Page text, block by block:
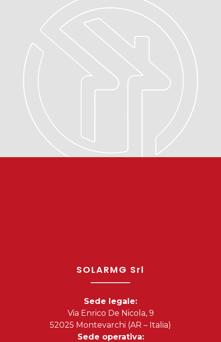
SOLARMG Srl
Sede legale:
Via Enrico De Nicola, 9
52025 Montevarchi (AR – Italia)
Sede operativa: